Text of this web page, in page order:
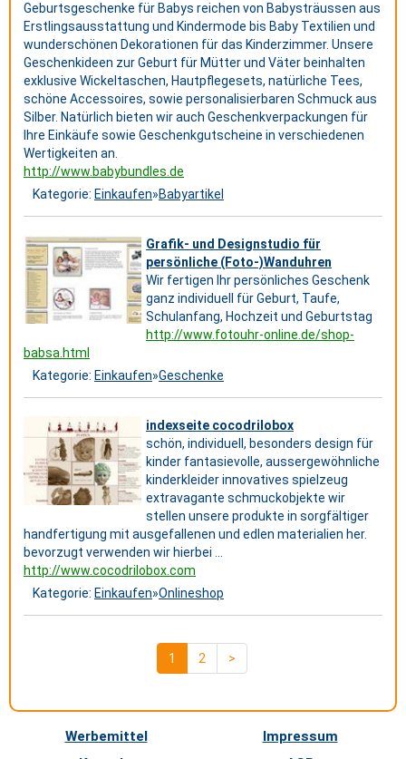
Geburtsgeschenke für Babys reichen von Babysträussen aus
Erstlingsausstattung und Kindermode bis Baby Textilien und
wunderschönen Dekorationen für das Kinderzimmer. Unsere
Geschenkideen zur Geburt für Mütter und Väter beinhalten
exklusive Wickeltaschen, Hautpflegesets, natürliche Tees,
schöne Accessoires, sowie personalisierbaren Schmuck aus
Silber. Natürlich bieten wir auch Geschenkverpackungen für
Ihre Einkäufe sowie Geschenkgutscheine in verschiedenen
Wertigkeiten an.
http://www.babybundles.de
Kategorie: Einkaufen»Babyartikel
Grafik- und Designstudio für
persönliche (Foto-)Wanduhren
Wir fertigen Ihr persönliches Geschenk
ganz individuell für Geburt, Taufe,
Schulanfang, Hochzeit und Geburtstag
http://www.fotouhr-online.de/shop-
babsa.html
Kategorie: Einkaufen»Geschenke
indexseite cocodrilobox
schön, individuell, besonders design für
kinder fantasievolle, aussergewöhnliche
kinderkleider innovatives spielzeug
extravagante schmuckobjekte wir
stellen unsere produkte in sorgfältiger
handfertigung mit ausgefallenen und edlen materialien her.
bevorzugt verwenden wir hierbei ...
http://www.cocodrilobox.com
Kategorie: Einkaufen»Onlineshop
1 2 >
Werbemittel
Impressum